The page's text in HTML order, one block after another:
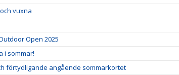
vuxna
Open 2025
i sommar!
förtydligande angående sommarkortet